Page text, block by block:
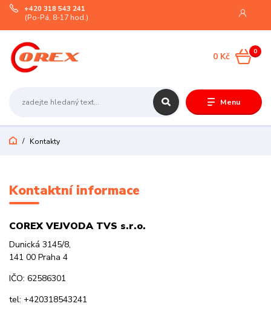
Menu
+420 318 543 241
(Po-Pá, 8-17 hod.)
0
0 Kč
Kontakty
Kontaktní informace
COREX VEJVODA TVS s.r.o.
Dunická 3145/8,
141 00 Praha 4
IČO: 62586301
tel: +420318543241